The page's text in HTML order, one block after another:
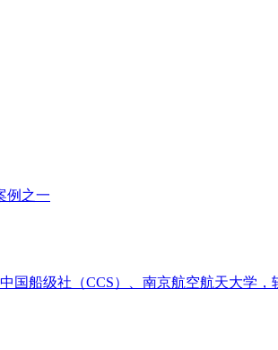
例之一
船级社（CCS）、南京航空航天大学